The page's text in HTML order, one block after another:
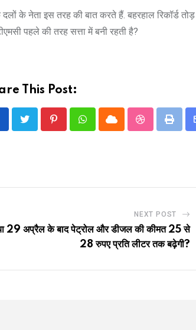
के नेता इस तरह की बात करते हैं. बहरहाल रिकॉर्ड तोड़
पहले की तरह सत्ता में बनी रहती है?
This Post:
PinterestWhatsappCloud StumbleUpon
Print
NEXT POST
29 अप्रैल के बाद पेट्रोल और डीजल की कीमत 25 से
28 रुपए प्रति लीटर तक बढ़ेगी?